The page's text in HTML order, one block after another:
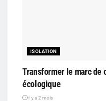
ISOLATION
Transformer le marc de
écologique
il y a 2 mois